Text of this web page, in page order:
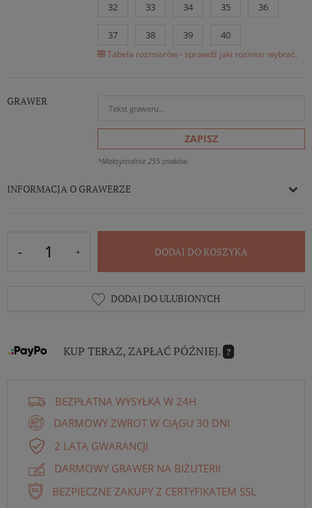
32 33 34 35 36
37 38 39 40
Tabela rozmiarów - sprawdź jaki rozmiar wybrać.
GRAWER
ZAPISZ
*Maksymalnie 255 znaków.
INFORMACJA O GRAWERZE
DODAJ DO KOSZYKA
DODAJ DO ULUBIONYCH
KUP TERAZ, ZAPŁAĆ PÓŹNIEJ. ?
BEZPŁATNA WYSYŁKA W 24H
DARMOWY ZWROT W CIĄGU 30 DNI
2 LATA GWARANCJI
DARMOWY GRAWER NA BIŻUTERII
BEZPIECZNE ZAKUPY Z CERTYFIKATEM SSL